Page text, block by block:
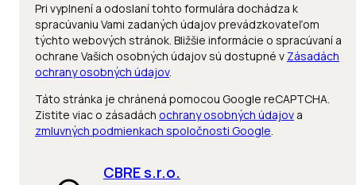
Pri vyplnení a odoslaní tohto formulára dochádza k
spracúvaniu Vami zadaných údajov prevádzkovateľom
týchto webových stránok. Bližšie informácie o spracúvaní a
ochrane Vašich osobných údajov sú dostupné v Zásadách
ochrany osobných údajov.
Táto stránka je chránená pomocou Google reCAPTCHA.
Zistite viac o zásadách ochrany osobných údajov a
zmluvných podmienkach spoločnosti Google.
CBRE s.r.o.